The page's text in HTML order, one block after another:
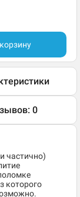
0
частично)
которого